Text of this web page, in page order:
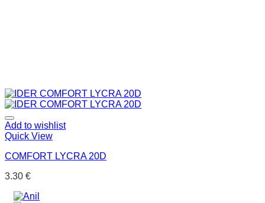
Add to wishlist
Quick View
COMFORT LYCRA 20D
3.30 €